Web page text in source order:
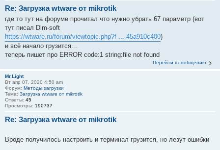
Re: Загрузка wtware от mikrotik
где то тут на форуме прочитал что нужно убрать 67 параметр (вот
тут писал Dim-soft
https://wtware.ru/forum/viewtopic.php?f ... 45a910c400)
и всё начало грузится...
теперь пишет про ERROR code:1 string:file not found
Перейти к сообщению
Mr.Light
Вт апр 07, 2020 4:50 am
Форум: Методы загрузки
Тема: Загрузка wtware от mikrotik
Ответы: 45
Просмотры: 190737
Re: Загрузка wtware от mikrotik
Вроде получилось настроить и терминал грузится, но лезут ошибки